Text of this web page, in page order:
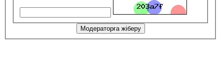
Модераторға жіберу